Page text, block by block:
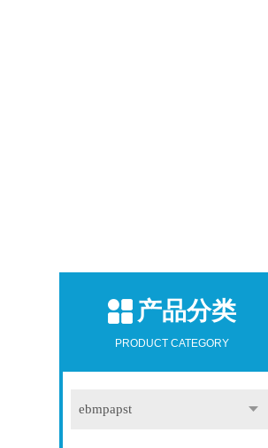
产品分类
PRODUCT CATEGORY
ebmpapst